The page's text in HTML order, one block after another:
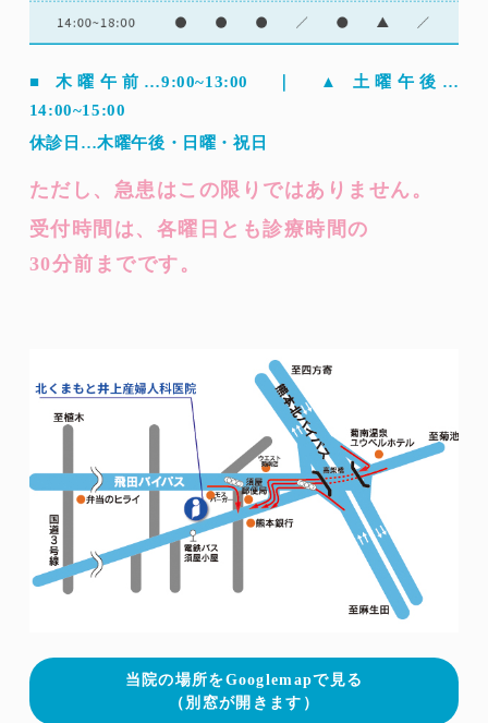
■ 木曜午前…9:00~13:00 ｜ ▲ 土曜午後…
14:00~15:00
休診日…木曜午後・日曜・祝日
ただし、急患はこの限りではありません。
受付時間は、各曜日とも診療時間の
30分前までです。
当院の場所をGooglemapで見る
（別窓が開きます）